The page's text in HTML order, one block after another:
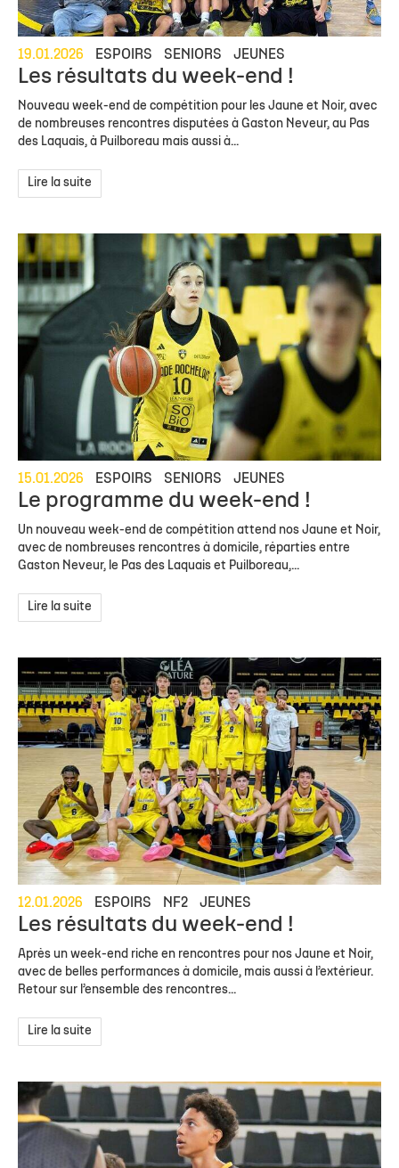
19.01.2026 ESPOIRS SENIORS JEUNES
Les résultats du week-end !
Nouveau week-end de compétition pour les Jaune et Noir, avec
de nombreuses rencontres disputées à Gaston Neveur, au Pas
des Laquais, à Puilboreau mais aussi à...
Lire la suite
15.01.2026 ESPOIRS SENIORS JEUNES
Le programme du week-end !
Un nouveau week-end de compétition attend nos Jaune et Noir,
avec de nombreuses rencontres à domicile, réparties entre
Gaston Neveur, le Pas des Laquais et Puilboreau,...
Lire la suite
12.01.2026 ESPOIRS NF2 JEUNES
Les résultats du week-end !
Après un week-end riche en rencontres pour nos Jaune et Noir,
avec de belles performances à domicile, mais aussi à l’extérieur.
Retour sur l’ensemble des rencontres...
Lire la suite